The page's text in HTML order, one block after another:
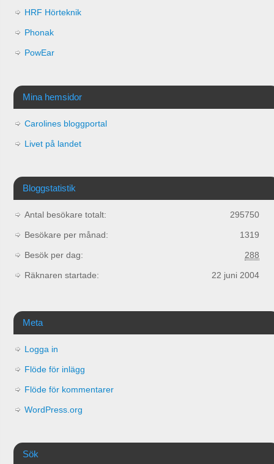
HRF Hörteknik
Phonak
PowEar
Mina hemsidor
Carolines bloggportal
Livet på landet
Bloggstatistik
295750
Antal besökare totalt:
1319
Besökare per månad:
288
Besök per dag:
22 juni 2004
Räknaren startade:
Meta
Logga in
Flöde för inlägg
Flöde för kommentarer
WordPress.org
Sök